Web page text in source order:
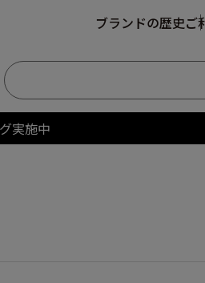
ブランドの歴史ご
実施中